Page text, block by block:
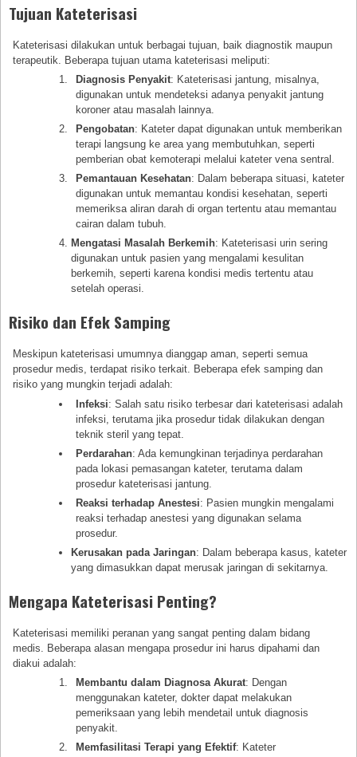
Tujuan Kateterisasi
Kateterisasi dilakukan untuk berbagai tujuan, baik diagnostik maupun
terapeutik. Beberapa tujuan utama kateterisasi meliputi:
Diagnosis Penyakit: Kateterisasi jantung, misalnya,
digunakan untuk mendeteksi adanya penyakit jantung
koroner atau masalah lainnya.
Pengobatan: Kateter dapat digunakan untuk memberikan
terapi langsung ke area yang membutuhkan, seperti
pemberian obat kemoterapi melalui kateter vena sentral.
Pemantauan Kesehatan: Dalam beberapa situasi, kateter
digunakan untuk memantau kondisi kesehatan, seperti
memeriksa aliran darah di organ tertentu atau memantau
cairan dalam tubuh.
Mengatasi Masalah Berkemih: Kateterisasi urin sering
digunakan untuk pasien yang mengalami kesulitan
berkemih, seperti karena kondisi medis tertentu atau
setelah operasi.
Risiko dan Efek Samping
Meskipun kateterisasi umumnya dianggap aman, seperti semua
prosedur medis, terdapat risiko terkait. Beberapa efek samping dan
risiko yang mungkin terjadi adalah:
Infeksi: Salah satu risiko terbesar dari kateterisasi adalah
infeksi, terutama jika prosedur tidak dilakukan dengan
teknik steril yang tepat.
Perdarahan: Ada kemungkinan terjadinya perdarahan
pada lokasi pemasangan kateter, terutama dalam
prosedur kateterisasi jantung.
Reaksi terhadap Anestesi: Pasien mungkin mengalami
reaksi terhadap anestesi yang digunakan selama
prosedur.
Kerusakan pada Jaringan: Dalam beberapa kasus, kateter
yang dimasukkan dapat merusak jaringan di sekitarnya.
Mengapa Kateterisasi Penting?
Kateterisasi memiliki peranan yang sangat penting dalam bidang
medis. Beberapa alasan mengapa prosedur ini harus dipahami dan
diakui adalah:
Membantu dalam Diagnosa Akurat: Dengan
menggunakan kateter, dokter dapat melakukan
pemeriksaan yang lebih mendetail untuk diagnosis
penyakit.
Memfasilitasi Terapi yang Efektif: Kateter